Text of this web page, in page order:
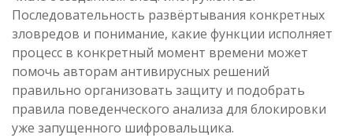
Последовательность развёртывания конкретных
зловредов и понимание, какие функции исполняет
процесс в конкретный момент времени может
помочь авторам антивирусных решений
правильно организовать защиту и подобрать
правила поведенческого анализа для блокировки
уже запущенного шифровальщика.